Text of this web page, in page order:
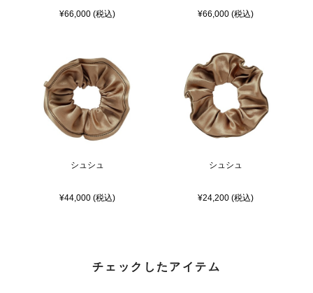
¥66,000 (税込) ¥66,000 (税込)
シュシュ
¥44,000 (税込)
シュシュ
¥24,200 (税込)
チェックしたアイテム